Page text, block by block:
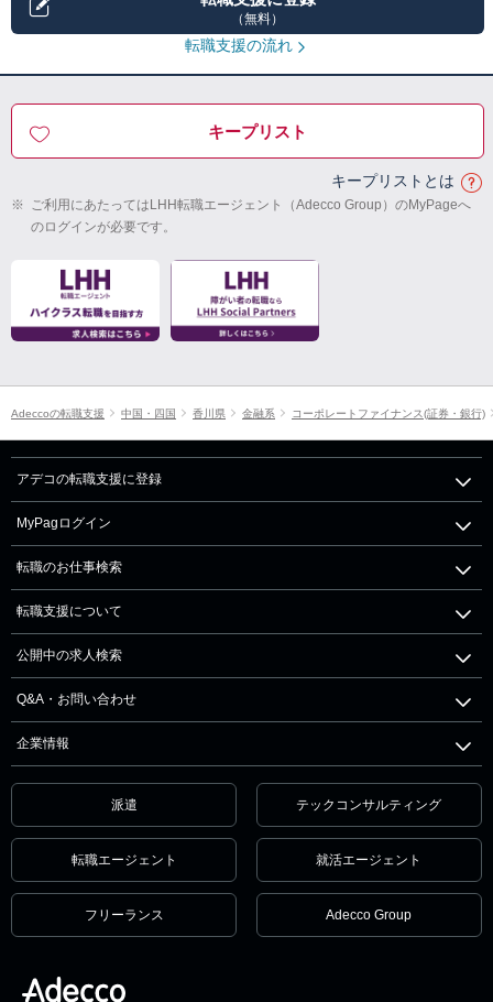
（無料）
転職支援の流れ
キープリスト
キープリストとは
※ ご利用にあたってはLHH転職エージェント（Adecco Group）のMyPageへ
のログインが必要です。
Adeccoの転職支援 中国・四国 香川県 金融系 コーポレートファイナンス(証券・銀行)
アデコの転職支援に登録
MyPagログイン
転職のお仕事検索
転職支援について
公開中の求人検索
Q&A・お問い合わせ
企業情報
派遣 テックコンサルティング
転職エージェント 就活エージェント
フリーランス Adecco Group